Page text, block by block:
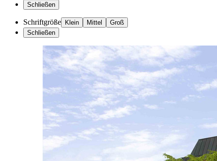
Schließen
Schriftgröße Klein Mittel
Groß
Schließen